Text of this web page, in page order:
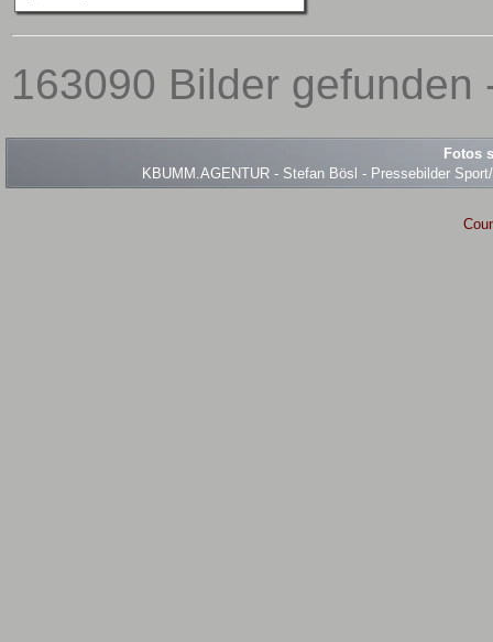
163090 Bilder gefunden
Fotos
KBUMM.AGENTUR - Stefan Bösl - Pressebilder